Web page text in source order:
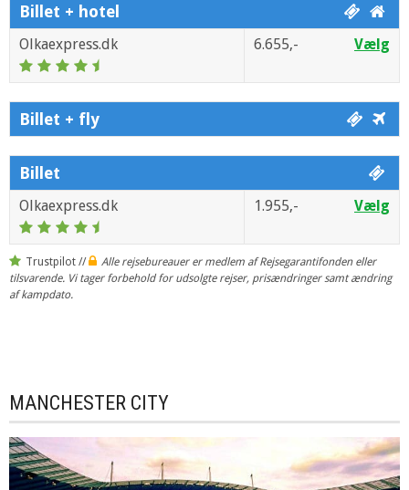
Billet + hotel
Olkaexpress.dk 6.655,- Vælg
Billet + fly
Billet
Olkaexpress.dk 1.955,- Vælg
Trustpilot //
Alle rejsebureauer er medlem af Rejsegarantifonden eller
tilsvarende. Vi tager forbehold for udsolgte rejser, prisændringer samt ændring
af kampdato.
MANCHESTER CITY